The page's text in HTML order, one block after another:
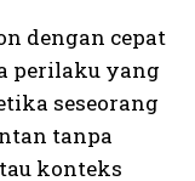
dengan cepat
perilaku yang
seseorang
tanpa
konteks